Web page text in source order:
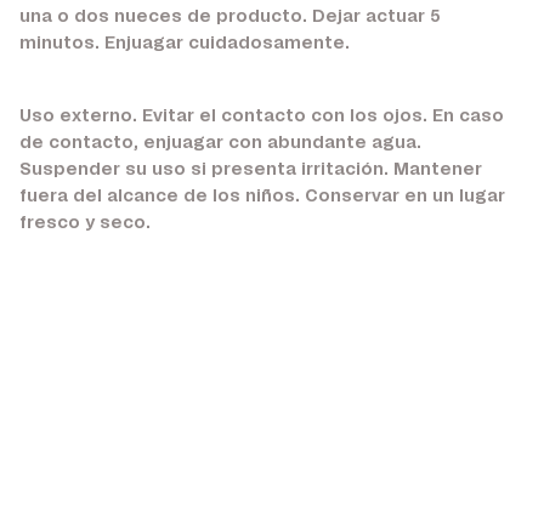
una o dos nueces de producto. Dejar actuar 5
minutos. Enjuagar cuidadosamente.
Uso externo. Evitar el contacto con los ojos. En caso
de contacto, enjuagar con abundante agua.
Suspender su uso si presenta irritación. Mantener
fuera del alcance de los niños. Conservar en un lugar
fresco y seco.